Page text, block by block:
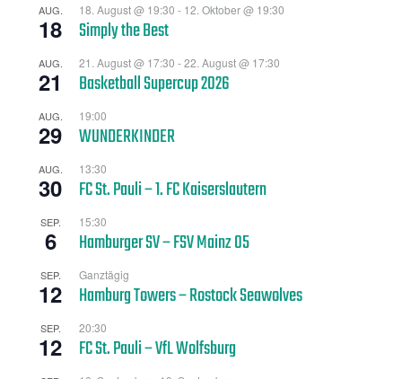
AUG.
18
18. August @ 19:30 - 12. Oktober @ 19:30
Simply the Best
AUG.
21
21. August @ 17:30 -22. August @ 17:30
Basketball Supercup 2026
AUG.
29
19:00
WUNDERKINDER
AUG.
30
13:30
FC St. Pauli – 1. FC Kaiserslautern
SEP.
6
15:30
Hamburger SV – FSV Mainz 05
SEP.
12
Ganztägig
Hamburg Towers – Rostock Seawolves
SEP.
12
20:30
FC St. Pauli – VfL Wolfsburg